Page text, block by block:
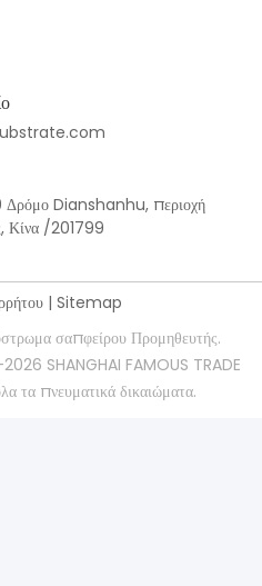
Δρόμο Dianshanhu, περιοχή
Κίνα /201799
| Sitemap
σαπφείρου Προμηθευτής.
SHANGHAI FAMOUS TRADE
τα πνευματικά δικαιώματα.